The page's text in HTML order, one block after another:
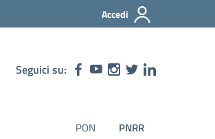
Accedi
Seguici su:
PON PNRR